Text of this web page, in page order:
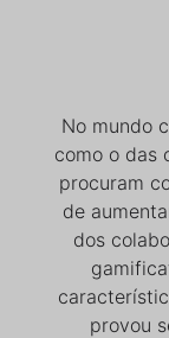
No mundo
como o das
procuram
de
dos
provou